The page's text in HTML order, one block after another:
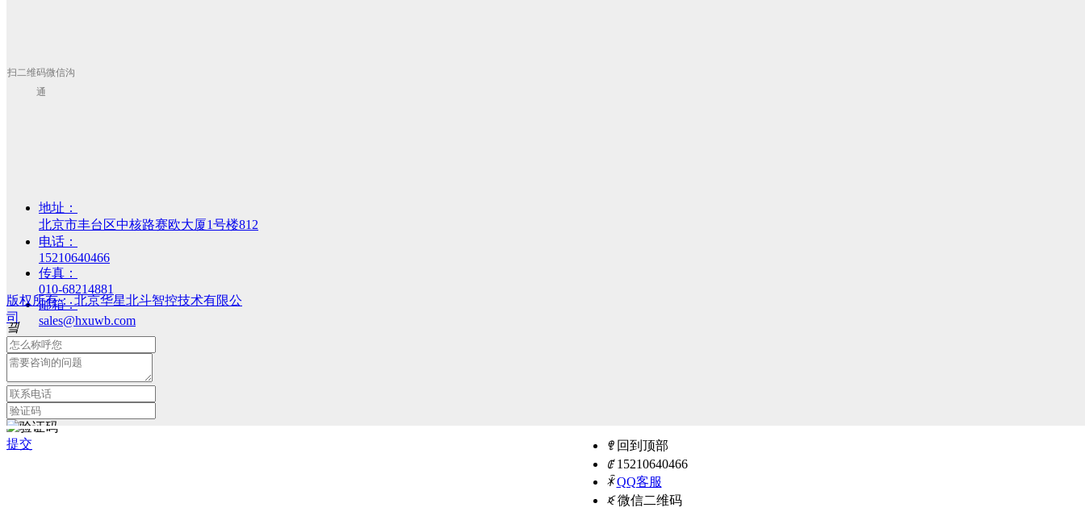
끂148 24.6 MB
2021-11-18
끂968 1.97 MB
扫二维码微信沟
通
地址：
北京市丰台区中核路赛欧大厦1号楼812
电话：
15210640466
传真：
010-68214881
邮箱：
sales@hxuwb.com
版权所有： 北京华星北斗智控技术有限公
司
끸
提交 ꁸ 回到顶部
ꂅ 15210640466
ꁗ QQ客服
ꀥ 微信二维码